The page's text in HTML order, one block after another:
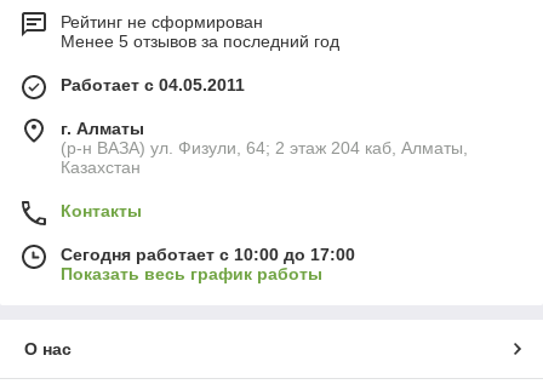
Рейтинг не сформирован
Менее 5 отзывов за последний год
Работает с 04.05.2011
г. Алматы
(р-н ВАЗА) ул. Физули, 64; 2 этаж 204 каб, Алматы,
Казахстан
Контакты
Сегодня работает с 10:00 до 17:00
Показать весь график работы
О нас